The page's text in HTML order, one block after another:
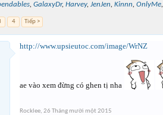
, GalaxyDr, Harvey, JenJen, Kinnn, OnlyMe,
4 Tiếp >
http://www.upsieutoc.com/image/WrNZ
ae vào xem đừng có ghen tị nha
Rocklee, 26 Tháng mười một 2015